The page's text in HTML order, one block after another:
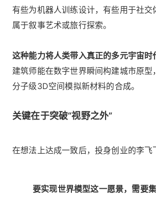
有些为机器人训练设计，有些用于社交
属于叙事艺术或旅行探索。
这种能力将人类带入真正的多元宇宙时
建筑师能在数字世界瞬间构建城市原型
分子级3D空间模拟新材料的合成。
关键在于突破“视野之外”
在想法上达成一致后，投身创业的李飞
要实现世界模型这一愿景，需要